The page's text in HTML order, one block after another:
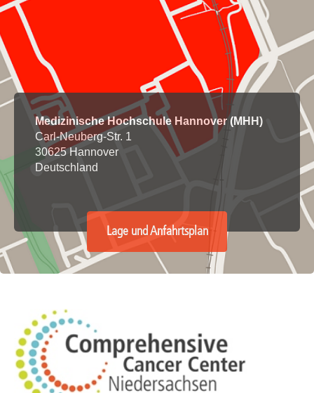
Medizinische Hochschule Hannover (MHH)
Carl-Neuberg-Str. 1
30625 Hannover
Deutschland
Lage und Anfahrtsplan